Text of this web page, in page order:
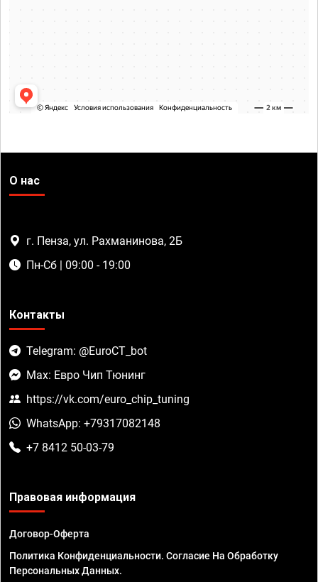
О нас
г. Пенза, ул. Рахманинова, 2Б
Пн-Сб | 09:00 - 19:00
Контакты
Telegram: @EuroCT_bot
Max: Евро Чип Тюнинг
https://vk.com/euro_chip_tuning
WhatsApp: +79317082148
+7 8412 50-03-79
Правовая информация
Договор-Оферта
Политика Конфиденциальности. Согласие На Обработку
Персональных Данных.